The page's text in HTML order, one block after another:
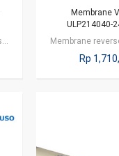
Membrane reverse osmosis dengan kapasitas 950 gpd atau 3610 liter per hari. Air…
Membrane
ULP214040-
Rp